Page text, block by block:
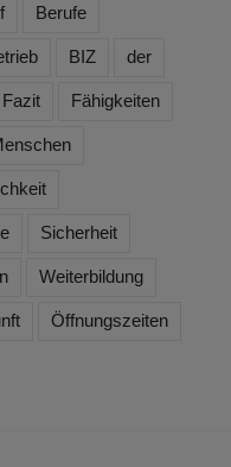
Berufe
BIZ der
Fazit Fähigkeiten
Sicherheit
Weiterbildung
Öffnungszeiten